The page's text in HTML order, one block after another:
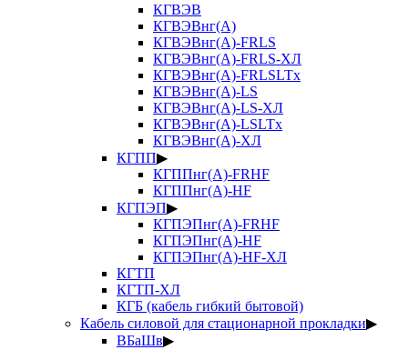
КГВЭВ
КГВЭВнг(А)
КГВЭВнг(А)-FRLS
КГВЭВнг(А)-FRLS-ХЛ
КГВЭВнг(А)-FRLSLTx
КГВЭВнг(А)-LS
КГВЭВнг(А)-LS-ХЛ
КГВЭВнг(А)-LSLTx
КГВЭВнг(А)-ХЛ
КГПП▶
КГППнг(А)-FRHF
КГППнг(А)-HF
КГПЭП▶
КГПЭПнг(А)-FRHF
КГПЭПнг(А)-HF
КГПЭПнг(А)-HF-ХЛ
КГТП
КГТП-ХЛ
КГБ (кабель гибкий бытовой)
Кабель силовой для стационарной прокладки▶
ВБаШв▶